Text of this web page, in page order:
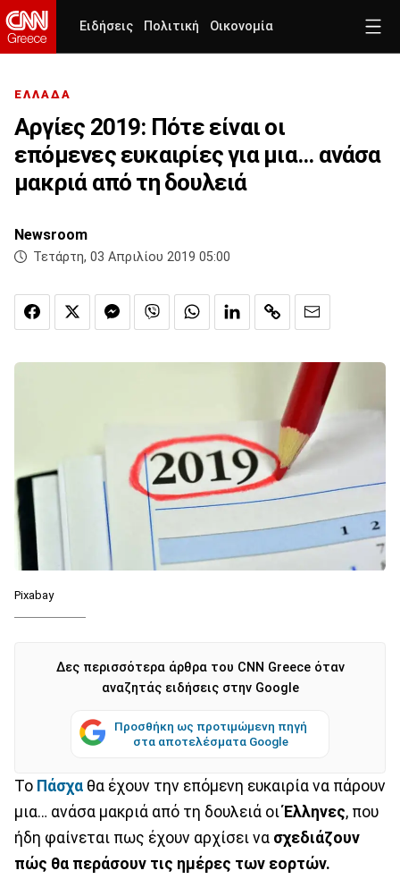
Ειδήσεις Πολιτική Οικονομία
ΕΛΛΑΔΑ
Αργίες 2019: Πότε είναι οι
επόμενες ευκαιρίες για μια... ανάσα
μακριά από τη δουλειά
Newsroom
Τετάρτη, 03 Απριλίου 2019 05:00
Pixabay
Δες περισσότερα άρθρα του CNN Greece όταν
αναζητάς ειδήσεις στην Google
Προσθήκη ως προτιμώμενη πηγή
στα αποτελέσματα Google
Το Πάσχα θα έχουν την επόμενη ευκαιρία να πάρουν
μια… ανάσα μακριά από τη δουλειά οιΈλληνες, που
ήδη φαίνεται πως έχουν αρχίσει να σχεδιάζουν
πώς θα περάσουν τις ημέρες των εορτών.